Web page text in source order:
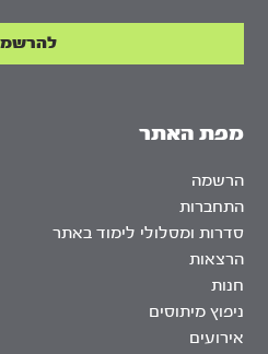
מפת האתר
הרשמה
התחברות
סדרות ומסלולי לימוד באתר
הרצאות
חנות
ניפוץ מיתוסים
אירועים